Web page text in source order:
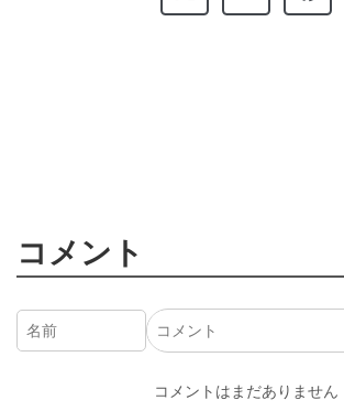
コメント
コメントはまだありません